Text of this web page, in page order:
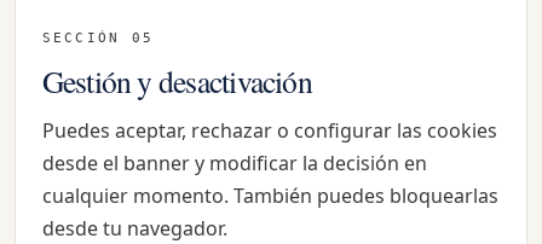
SECCIÓN 05
Gestión y desactivación
Puedes aceptar, rechazar o configurar las cookies
desde el banner y modificar la decisión en
cualquier momento. También puedes bloquearlas
desde tu navegador.